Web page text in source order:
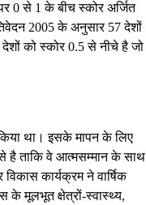
0 से 1 के बीच स्कोर अर्जित
2005 के अनुसार 57 देशों
को स्कोर 0.5 से नीचे है जो
था। इसके मापन के लिए
है ताकि वे आत्मसम्मान के साथ
कार्यक्रम ने वार्षिक
के मूलभूत क्षेत्रों-स्वास्थ्य,